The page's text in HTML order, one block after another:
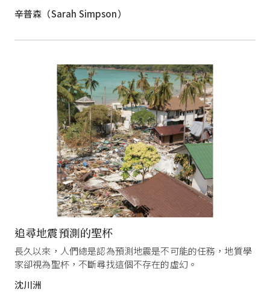
辛普森（Sarah Simpson）
追尋地震預測的聖杯
長久以來，人們總是認為預測地震是不可能的任務，地質學
家卻視為聖杯，不斷尋找這個不存在的虛幻。
沈川洲